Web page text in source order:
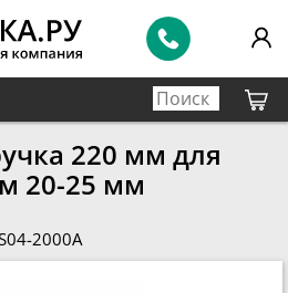
220 мм для
20-25 мм
2000A